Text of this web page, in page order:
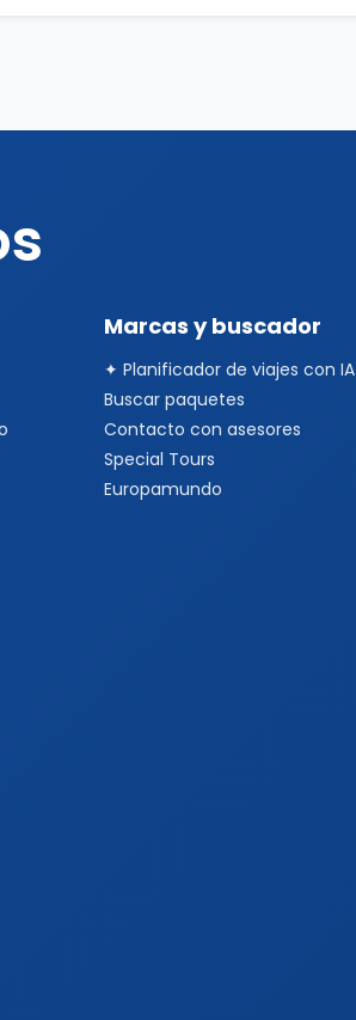
Marcas y buscador
✦ Planificador de viajes con IA
Buscar paquetes
Contacto con asesores
Special Tours
Europamundo